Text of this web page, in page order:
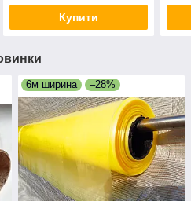
Купити
6м ширина –28%